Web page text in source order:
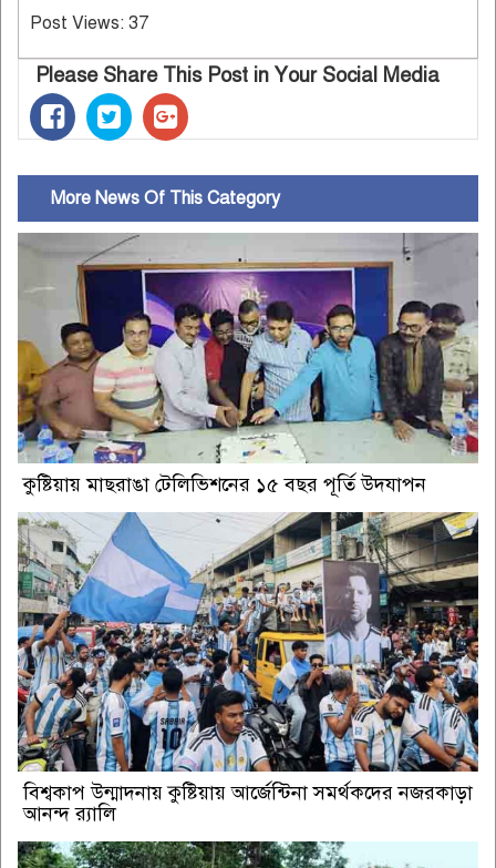
Post Views: 37
Please Share This Post in Your Social Media
More News Of This Category
কুষ্টিয়ায় মাছরাঙা টেলিভিশনের ১৫ বছর পূর্তি উদযাপন
বিশ্বকাপ উন্মাদনায় কুষ্টিয়ায় আর্জেন্টিনা সমর্থকদের নজরকাড়া
আনন্দ র‌্যালি